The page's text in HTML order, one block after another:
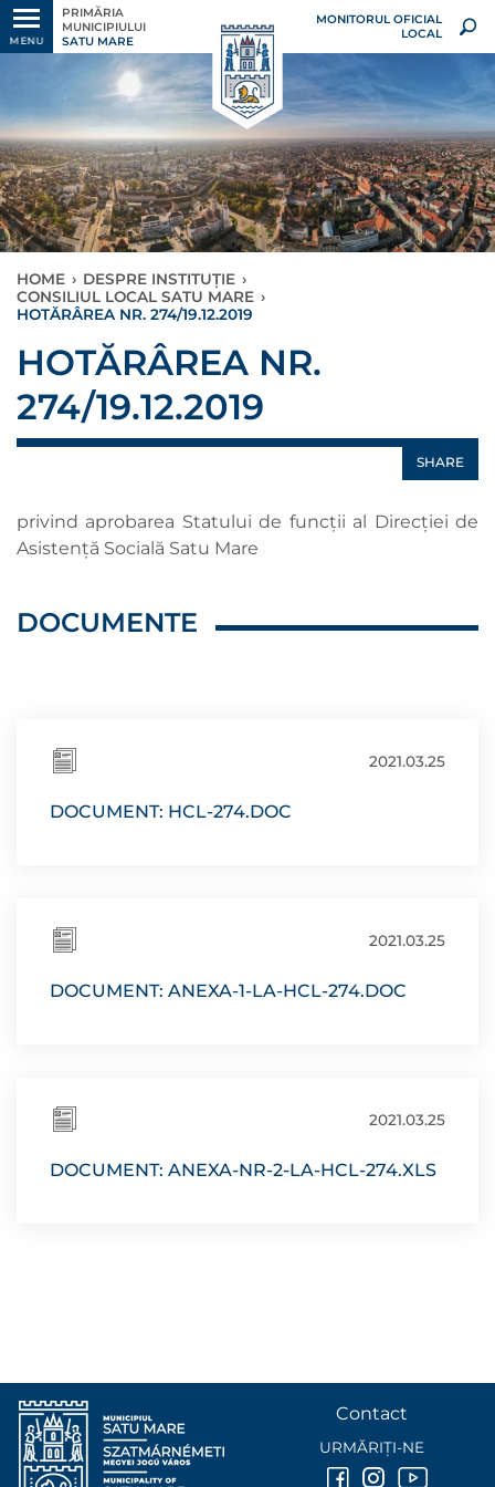
MENU
PRIMĂRIA
MUNICIPIULUI
SATU MARE
MONITORUL OFICIAL
LOCAL
HOME › DESPRE INSTITUȚIE ›
CONSILIUL LOCAL SATU MARE ›
HOTĂRÂREA NR. 274/19.12.2019
HOTĂRÂREA NR.
274/19.12.2019
SHARE
privind aprobarea Statului de funcții al Direcției de
Asistenţă Socială Satu Mare
DOCUMENTE
2021.03.25
DOCUMENT: HCL-274.DOC
2021.03.25
DOCUMENT: ANEXA-1-LA-HCL-274.DOC
2021.03.25
DOCUMENT: ANEXA-NR-2-LA-HCL-274.XLS
Contact
URMĂRIȚI-NE